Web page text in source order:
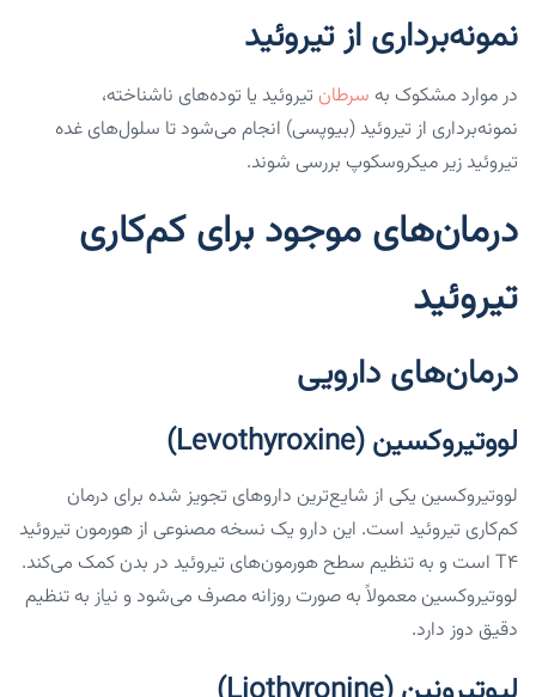
نمونه‌برداری از تیروئید
در موارد مشکوک به سرطان تیروئید یا توده‌های ناشناخته،
نمونه‌برداری از تیروئید (بیوپسی) انجام می‌شود تا سلول‌های غده
تیروئید زیر میکروسکوپ بررسی شوند.
درمان‌های موجود برای کم‌کاری
تیروئید
درمان‌های دارویی
لووتیروکسین (Levothyroxine)
لووتیروکسین یکی از شایع‌ترین داروهای تجویز شده برای درمان
کم‌کاری تیروئید است. این دارو یک نسخه مصنوعی از هورمون تیروئید
T4 است و به تنظیم سطح هورمون‌های تیروئید در بدن کمک می‌کند.
لووتیروکسین معمولاً به صورت روزانه مصرف می‌شود و نیاز به تنظیم
دقیق دوز دارد.